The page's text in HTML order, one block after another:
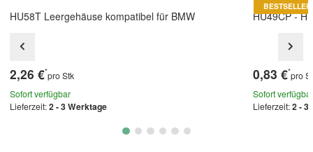
HU58T Leergehäuse kompatibel für BMW
2,26 €*pro Stk
Sofort verfügbar
Lieferzeit:2 - 3 Werktage
BESTSELLER
HU49CP -
0,83 €*pro
Sofort verfügbar
Lieferzeit:2 - 3